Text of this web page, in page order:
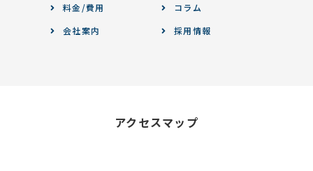
料金/費用
コラム
会社案内
採用情報
アクセスマップ